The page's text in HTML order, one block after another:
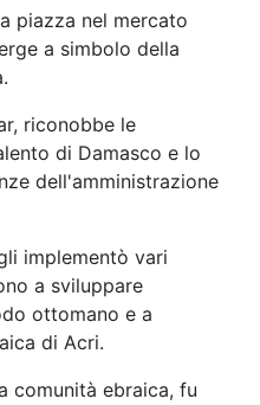
piazza nel mercato
a simbolo della
riconobbe le
di Damasco e lo
dell'amministrazione
implementò vari
a sviluppare
ottomano e a
di Acri.
comunità ebraica, fu